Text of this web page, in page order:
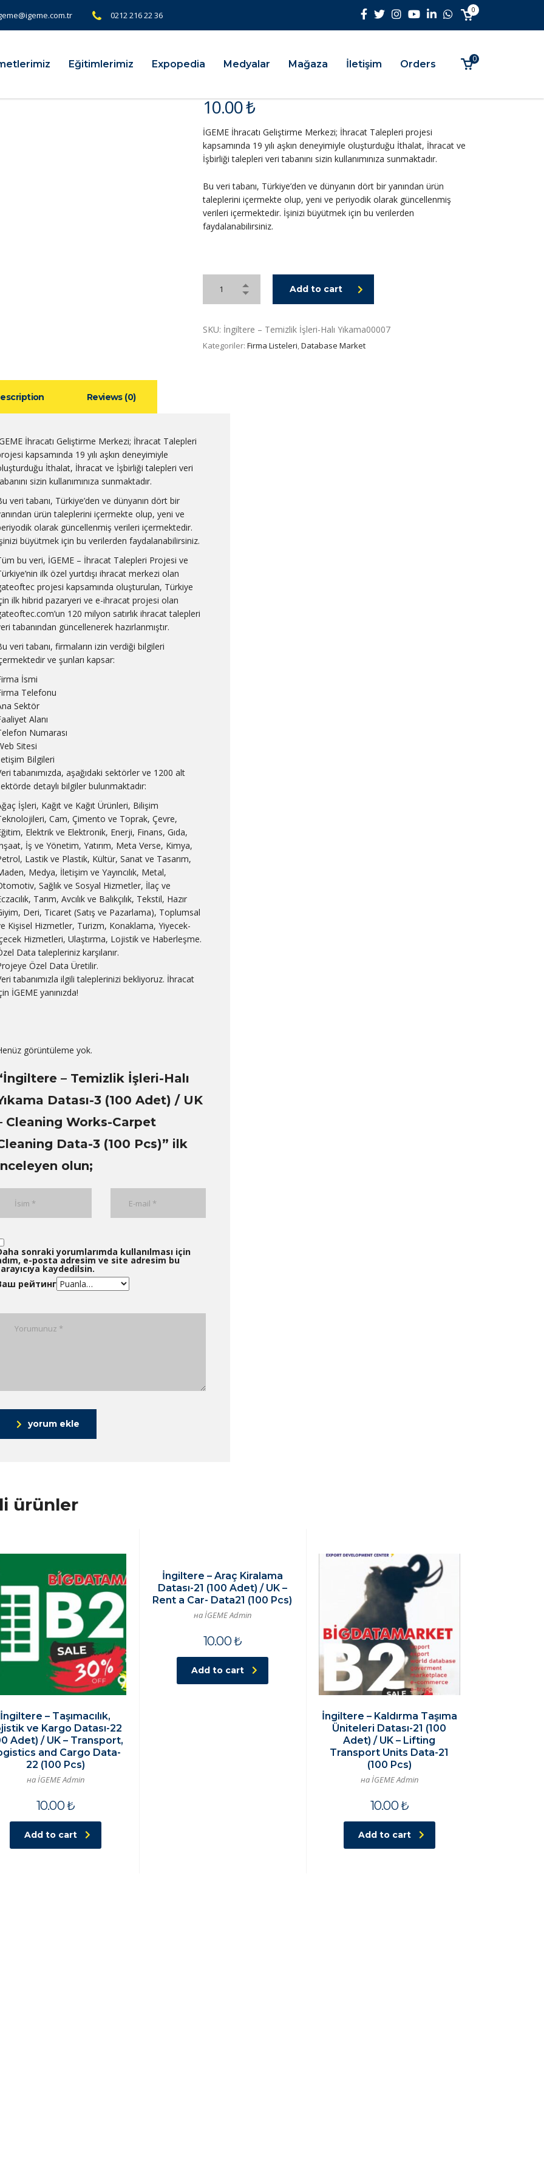
0212 216 22 36 0
Eğitimlerimiz Expopedia Medyalar Mağaza İletişim Orders 0
10.00₺
İGEME İhracatı Geliştirme Merkezi; İhracat Talepleri projesi
kapsamında 19 yılı aşkın deneyimiyle oluşturduğu İthalat, İhracat ve
İşbirliği talepleri veri tabanını sizin kullanımınıza sunmaktadır.
Bu veri tabanı, Türkiye’den ve dünyanın dört bir yanından ürün
taleplerini içermekte olup, yeni ve periyodik olarak güncellenmiş
verileri içermektedir. İşinizi büyütmek için bu verilerden
faydalanabilirsiniz.
Add to cart
SKU: İngiltere – Temizlik İşleri-Halı Yıkama00007
Kategoriler: Firma Listeleri,Database Market
Reviews (0)
İhracatı Geliştirme Merkezi; İhracat Talepleri
kapsamında 19 yılı aşkın deneyimiyle
İthalat, İhracat ve İşbirliği talepleri veri
sizin kullanımınıza sunmaktadır.
veri tabanı, Türkiye’den ve dünyanın dört bir
ürün taleplerini içermekte olup, yeni ve
olarak güncellenmiş verileri içermektedir.
büyütmek için bu verilerden faydalanabilirsiniz.
bu veri, İGEME – İhracat Talepleri Projesi ve
ilk özel yurtdışı ihracat merkezi olan
projesi kapsamında oluşturulan, Türkiye
ilk hibrid pazaryeri ve e-ihracat projesi olan
120 milyon satırlık ihracat talepleri
tabanından güncellenerek hazırlanmıştır.
veri tabanı, firmaların izin verdiği bilgileri
ve şunları kapsar:
İsmi
Telefonu
Sektör
Alanı
Numarası
Sitesi
Bilgileri
tabanımızda, aşağıdaki sektörler ve 1200 alt
detaylı bilgiler bulunmaktadır:
İşleri, Kağıt ve Kağıt Ürünleri, Bilişim
Cam, Çimento ve Toprak, Çevre,
Elektrik ve Elektronik, Enerji, Finans, Gıda,
İş ve Yönetim, Yatırım, Meta Verse, Kimya,
Lastik ve Plastik, Kültür, Sanat ve Tasarım,
Medya, İletişim ve Yayıncılık, Metal,
Sağlık ve Sosyal Hizmetler, İlaç ve
Tarım, Avcılık ve Balıkçılık, Tekstil, Hazır
Deri, Ticaret (Satış ve Pazarlama), Toplumsal
Kişisel Hizmetler, Turizm, Konaklama, Yiyecek-
Hizmetleri, Ulaştırma, Lojistik ve Haberleşme.
Data talepleriniz karşılanır.
Özel Data Üretilir.
tabanımızla ilgili taleplerinizi bekliyoruz. İhracat
İGEME yanınızda!
görüntüleme yok.
– Temizlik İşleri-Halı
Datası-3 (100 Adet) / UK
Cleaning Works-Carpet
Data-3 (100 Pcs)” ilk
olun;
sonraki yorumlarımda kullanılması için
e-posta adresim ve site adresim bu
kaydedilsin.
рейтинг
yorum ekle
ürünler
İngiltere – Taşımacılık,
ve Kargo Datası-22
Adet) / UK – Transport,
and Cargo Data-
22 (100 Pcs)
на İGEME Admin
10.00₺
Add to cart
İngiltere – Araç Kiralama
Datası-21 (100 Adet) / UK –
Rent a Car- Data21 (100 Pcs)
на İGEME Admin
10.00₺
Add to cart
İngiltere – Kaldırma Taşıma
Üniteleri Datası-21 (100
Adet) / UK – Lifting
Transport Units Data-21
(100 Pcs)
на İGEME Admin
10.00₺
Add to cart